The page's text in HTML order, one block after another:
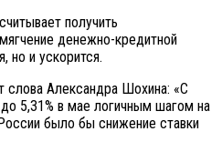
получить
денежно-кредитной
но и ускорится.
Александра Шохина: «С
5,31% в мае логичным шагом на
было бы снижение ставки